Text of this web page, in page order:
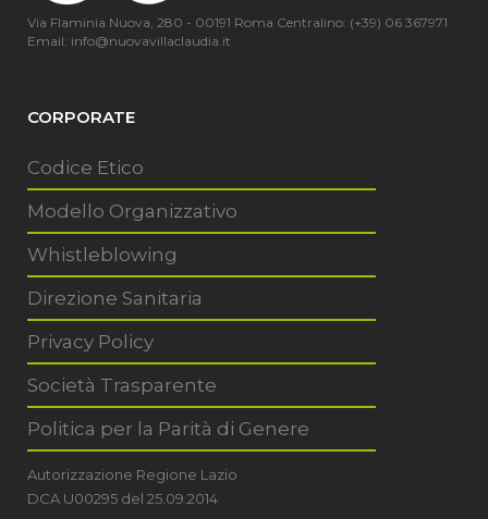
Via Flaminia Nuova, 280 - 00191 Roma Centralino: (+39) 06 367971
Email: info@nuovavillaclaudia.it
CORPORATE
Codice Etico
Modello Organizzativo
Whistleblowing
Direzione Sanitaria
Privacy Policy
Società Trasparente
Politica per la Parità di Genere
Autorizzazione Regione Lazio
DCA U00295 del 25.09.2014